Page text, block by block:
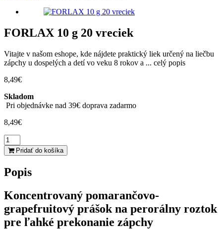
FORLAX 10 g 20 vreciek
Vitajte v našom eshope, kde nájdete praktický liek určený na liečbu
zápchy u dospelých a detí vo veku 8 rokov a ... celý popis
8,49€
Skladom
Pri objednávke nad 39€ doprava zadarmo
8,49€
množstvo
FORLAX
10
20
Pridať do košíka
Popis
Koncentrovaný pomarančovo-
grapefruitový prášok na perorálny roztok
pre ľahké prekonanie zápchy